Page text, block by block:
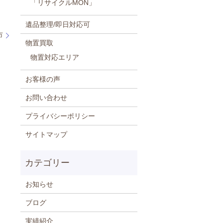
「リサイクルMON」
遺品整理/即日対応可
物置買取
物置対応エリア
お客様の声
お問い合わせ
プライバシーポリシー
サイトマップ
お知らせ
ブログ
実績紹介